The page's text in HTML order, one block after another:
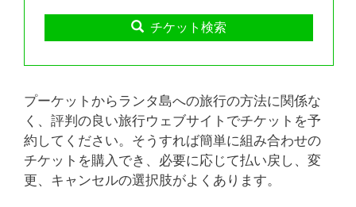
チケット検索
プーケットからランタ島への旅行の方法に関係な
く、評判の良い旅行ウェブサイトでチケットを予
約してください。そうすれば簡単に組み合わせの
チケットを購入でき、必要に応じて払い戻し、変
更、キャンセルの選択肢がよくあります。